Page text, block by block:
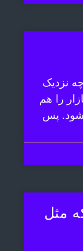
نزدیک
را هم
مثل